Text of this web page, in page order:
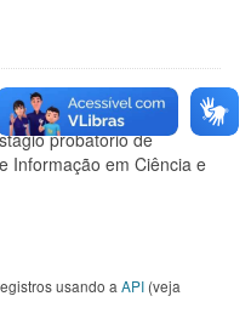
probatório de
Informação em Ciência e
usando a API (veja